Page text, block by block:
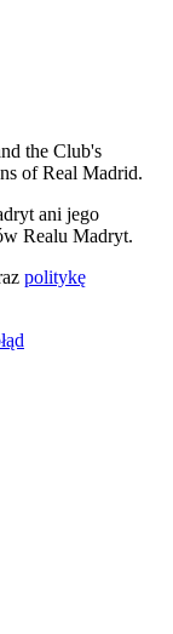
the Club's
of Real Madrid.
ani jego
Realu Madryt.
politykę